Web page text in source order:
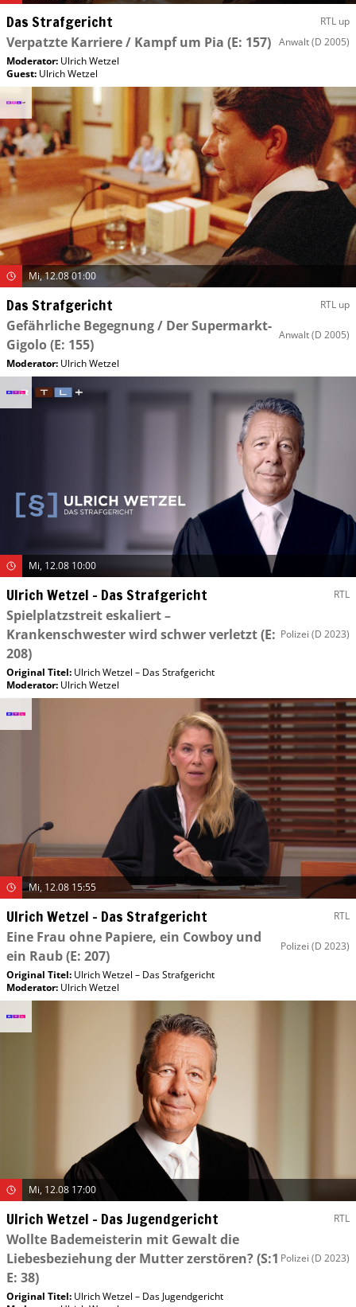
Das Strafgericht RTL up
Verpatzte Karriere / Kampf um Pia (E: 157) Anwalt(D 2005)
Moderator: Ulrich Wetzel
Guest: Ulrich Wetzel
Mi, 12.08 01:00
Das Strafgericht RTL up
Gefährliche Begegnung / Der Supermarkt-
Gigolo(E: 155)
Anwalt(D 2005)
Moderator: Ulrich Wetzel
Mi, 12.08 10:00
Ulrich Wetzel – Das Strafgericht RTL
Spielplatzstreit eskaliert –
Krankenschwester wird schwer verletzt(E:
208)
Polizei (D 2023)
Original Titel: Ulrich Wetzel – Das Strafgericht
Moderator: Ulrich Wetzel
Mi, 12.08 15:55
Ulrich Wetzel – Das Strafgericht RTL
Eine Frau ohne Papiere, ein Cowboy und
ein Raub(E: 207)
Polizei (D 2023)
Original Titel: Ulrich Wetzel – Das Strafgericht
Moderator: Ulrich Wetzel
Mi, 12.08 17:00
Ulrich Wetzel – Das Jugendgericht RTL
Wollte Bademeisterin mit Gewalt die
Liebesbeziehung der Mutter zerstören?(S:1
E: 38)
Polizei (D 2023)
Original Titel: Ulrich Wetzel – Das Jugendgericht